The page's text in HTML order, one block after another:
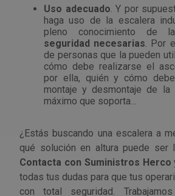
Uso adecuado. Y por
haga uso de la escalera
pleno conocimiento de
seguridad necesarias. Por
de personas que la pueden
cómo debe realizarse el
por ella, quién y cómo
montaje y desmontaje de la
máximo que soporta…
¿Estás buscando una escalera a
qué solución en altura puede ser
Contacta con Suministros Herco
todas tus dudas para que tus
con total seguridad.